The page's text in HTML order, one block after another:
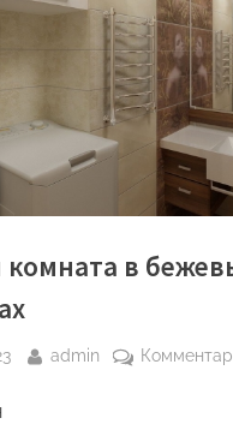
комната в
By
admin